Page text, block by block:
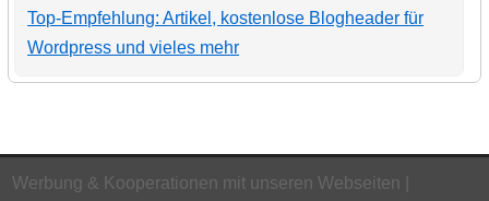
Top-Empfehlung: Artikel, kostenlose Blogheader für
Wordpress und vieles mehr
Werbung & Kooperationen mit unseren Webseiten